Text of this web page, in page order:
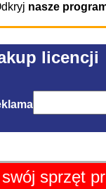
nasze
licencji
sprzęt